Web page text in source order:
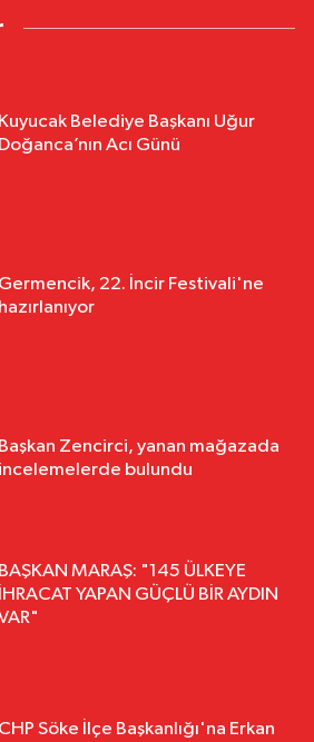
Kuyucak Belediye Başkanı Uğur
Doğanca’nın Acı Günü
Germencik, 22. İncir Festivali'ne
hazırlanıyor
Başkan Zencirci, yanan mağazada
incelemelerde bulundu
BAŞKAN MARAŞ: "145 ÜLKEYE
İHRACAT YAPAN GÜÇLÜ BİR AYDIN
CHP Söke İlçe Başkanlığı'na Erkan